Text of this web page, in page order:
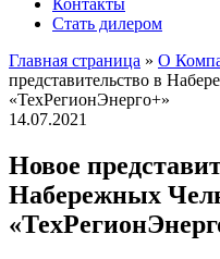
Контакты
Стать дилером
Главная страница » О
представительство в
«ТехРегионЭнерго+»
14.07.2021
Новое
Набережных